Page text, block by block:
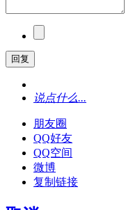
回复
说点什么...
朋友圈
QQ好友
QQ空间
微博
复制链接